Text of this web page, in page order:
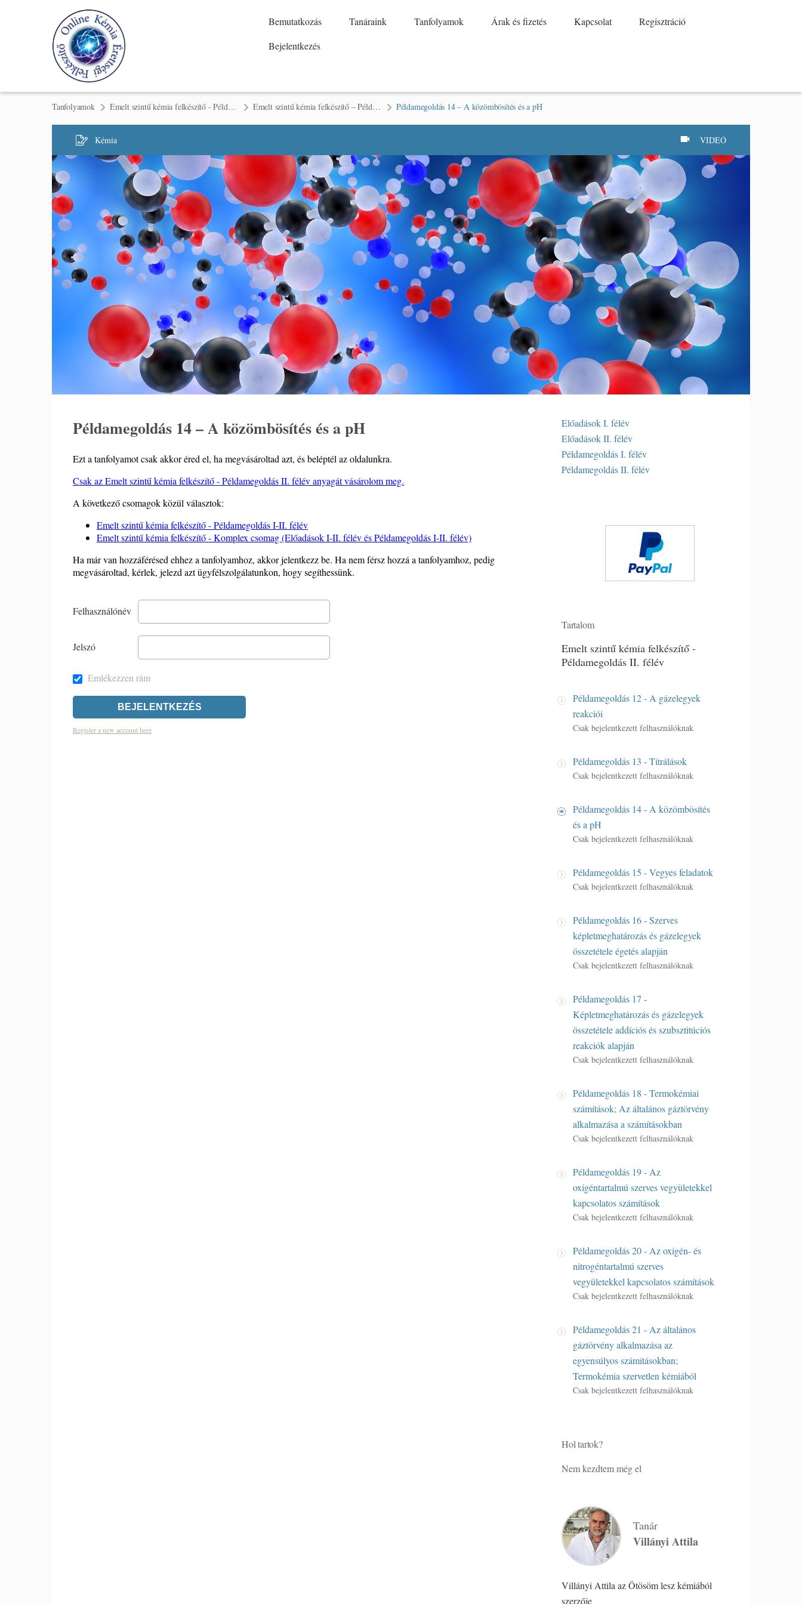
Bemutatkozás Tanáraink Tanfolyamok Árak és fizetés Kapcsolat
Regisztráció
Bejelentkezés
Tanfolyamok Emelt szintű kémia felkészítő - Példamegoldás II. félév Emelt szintű kémia felkészítő – Példamegoldás II. félév Példamegoldás 14 – A közömbösítés és a pH
Kémia VIDEÓ
Példamegoldás 14 – A közömbösítés és a pH
Ezt a tanfolyamot csak akkor éred el, ha megvásároltad azt, és beléptél az oldalunkra.
Csak az Emelt szintű kémia felkészítő - Példamegoldás II. félév anyagát vásárolom meg.
A következő csomagok közül választok:
Emelt szintű kémia felkészítő - Példamegoldás I-II. félév
Emelt szintű kémia felkészítő - Komplex csomag (Előadások I-II. félév és Példamegoldás I-II. félév)
Ha már van hozzáférésed ehhez a tanfolyamhoz, akkor jelentkezz be. Ha nem férsz hozzá a tanfolyamhoz, pedig
megvásároltad, kérlek, jelezd azt ügyfélszolgálatunkon, hogy segíthessünk.
Felhasználónév
Jelszó
Emlékezzen rám
Register a new account here
Előadások I. félév
Előadások II. félév
Példamegoldás I. félév
Példamegoldás II. félév
Tartalom
Emelt szintű kémia felkészítő -
Példamegoldás II. félév
Példamegoldás 12 - A gázelegyek
reakciói
Csak bejelentkezett felhasználóknak
Példamegoldás 13 - Titrálások
Csak bejelentkezett felhasználóknak
Példamegoldás 14 - A közömbösítés
és a pH
Csak bejelentkezett felhasználóknak
Példamegoldás 15 - Vegyes feladatok
Csak bejelentkezett felhasználóknak
Példamegoldás 16 - Szerves
képletmeghatározás és gázelegyek
összetétele égetés alapján
Csak bejelentkezett felhasználóknak
Példamegoldás 17 -
Képletmeghatározás és gázelegyek
összetétele addíciós és szubsztitúciós
reakciók alapján
Csak bejelentkezett felhasználóknak
Példamegoldás 18 - Termokémiai
számítások; Az általános gáztörvény
alkalmazása a számításokban
Csak bejelentkezett felhasználóknak
Példamegoldás 19 - Az
oxigéntartalmú szerves vegyületekkel
kapcsolatos számítások
Csak bejelentkezett felhasználóknak
Példamegoldás 20 - Az oxigén- és
nitrogéntartalmú szerves
vegyületekkel kapcsolatos számítások
Csak bejelentkezett felhasználóknak
Példamegoldás 21 - Az általános
gáztörvény alkalmazása az
egyensúlyos számításokban;
Termokémia szervetlen kémiából
Csak bejelentkezett felhasználóknak
Hol tartok?
Nem kezdtem még el
Tanár
Villányi Attila
Villányi Attila az Ötösöm lesz kémiából
szerzője